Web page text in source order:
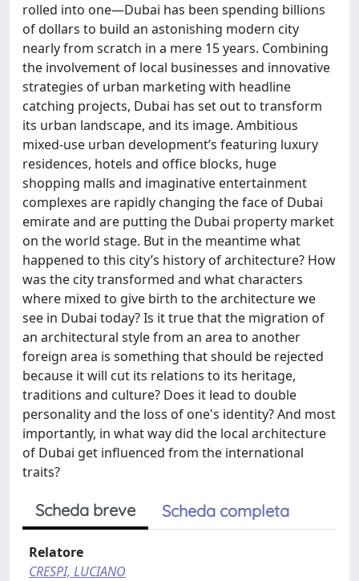
rolled into one—Dubai has been spending billions
of dollars to build an astonishing modern city
nearly from scratch in a mere 15 years. Combining
the involvement of local businesses and innovative
strategies of urban marketing with headline
catching projects, Dubai has set out to transform
its urban landscape, and its image. Ambitious
mixed-use urban development’s featuring luxury
residences, hotels and ofﬁce blocks, huge
shopping malls and imaginative entertainment
complexes are rapidly changing the face of Dubai
emirate and are putting the Dubai property market
on the world stage. But in the meantime what
happened to this city’s history of architecture? How
was the city transformed and what characters
where mixed to give birth to the architecture we
see in Dubai today? Is it true that the migration of
an architectural style from an area to another
foreign area is something that should be rejected
because it will cut its relations to its heritage,
traditions and culture? Does it lead to double
personality and the loss of one's identity? And most
importantly, in what way did the local architecture
of Dubai get influenced from the international
traits?
Scheda breve Scheda completa
Relatore
CRESPI, LUCIANO